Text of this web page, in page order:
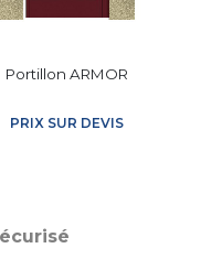
Portillon ARMOR
PRIX SUR DEVIS